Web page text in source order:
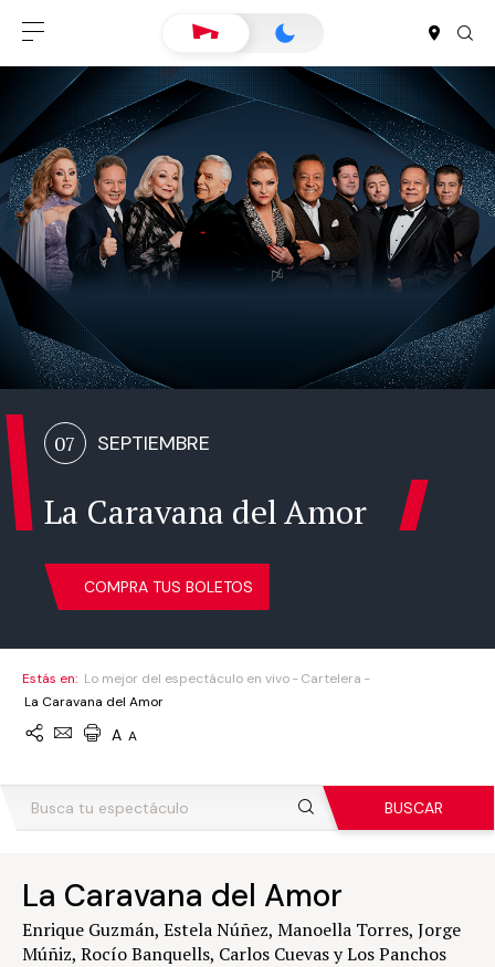
07 SEPTIEMBRE
La Caravana del Amor
COMPRA TUS BOLETOS
Estás en: Lo mejor del espectáculo en vivo
Cartelera
La Caravana del Amor
A A
BUSCAR
La Caravana del Amor
Enrique Guzmán, Estela Núñez, Manoella Torres, Jorge
Múñiz, Rocío Banquells, Carlos Cuevas y Los Panchos